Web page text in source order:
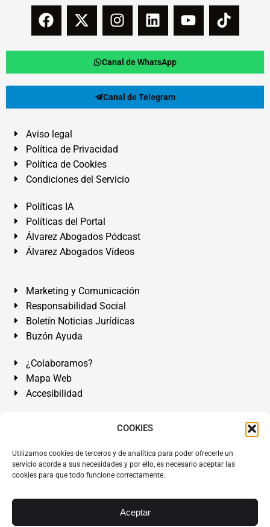
COOKIES
Utilizamos cookies de terceros y de analítica para poder ofrecerle un
servicio acorde a sus necesidades y por ello, es necesario aceptar las
cookies para que todo funcione correctamente.
Aceptar
Canal de WhatsApp
Canal de Telegram
Aviso legal
Política de Privacidad
Política de Cookies
Condiciones del Servicio
Políticas IA
Políticas del Portal
Álvarez Abogados Pódcast
Álvarez Abogados Vídeos
Marketing y Comunicación
Responsabilidad Social
Boletín Noticias Jurídicas
Buzón Ayuda
¿Colaboramos?
Mapa Web
Accesibilidad
Álvarez Abogados Tenerife:Calle Teobaldo Power Nº 7,
de Tenerife. Islas Canarias.
Somos Abogados especialistas del Derecho desde 1954.
Tenerife Sur .Mejores Abogados Tenerife
Abogados colegiados y ejercientes del ICATF.